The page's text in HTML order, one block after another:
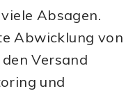
Absagen.
Abwicklung von
Versand
und